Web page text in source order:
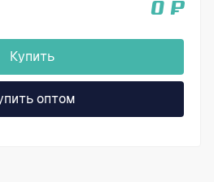
0 ₽
Купить
оптом